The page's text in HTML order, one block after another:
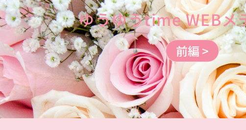
ゆうゆうtime WEBメ
前編 >